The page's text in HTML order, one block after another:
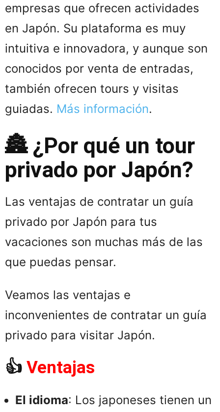
empresas que ofrecen actividades
en Japón. Su plataforma es muy
intuitiva e innovadora, y aunque son
conocidos por venta de entradas,
también ofrecen tours y visitas
guiadas. Más información.
🏯 ¿Por qué un tour
privado por Japón?
Las ventajas de contratar un guía
privado por Japón para tus
vacaciones son muchas más de las
que puedas pensar.
Veamos las ventajas e
inconvenientes de contratar un guía
privado para visitar Japón.
👍 Ventajas
El idioma: Los japoneses tienen un